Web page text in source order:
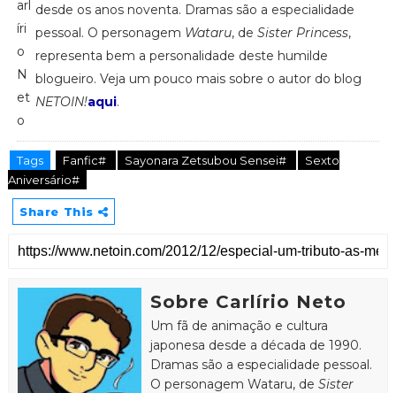
desde os anos noventa. Dramas são a especialidade
pessoal. O personagem Wataru, de Sister Princess,
representa bem a personalidade deste humilde
blogueiro. Veja um pouco mais sobre o autor do blog
NETOIN!aqui.
Tags Fanfic# Sayonara Zetsubou Sensei#
Sexto
Aniversário#
Share This
Sobre Carlírio Neto
Um fã de animação e cultura
japonesa desde a década de 1990.
Dramas são a especialidade pessoal.
O personagem Wataru, de Sister